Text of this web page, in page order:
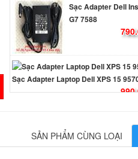
Sạc Adapter Dell
G7 7588
Sạc Adapter Laptop Dell XPS 15
Sạc Adapter Dell G3 15 3579 Gaming
SẢN PHẨM CÙNG LOẠI